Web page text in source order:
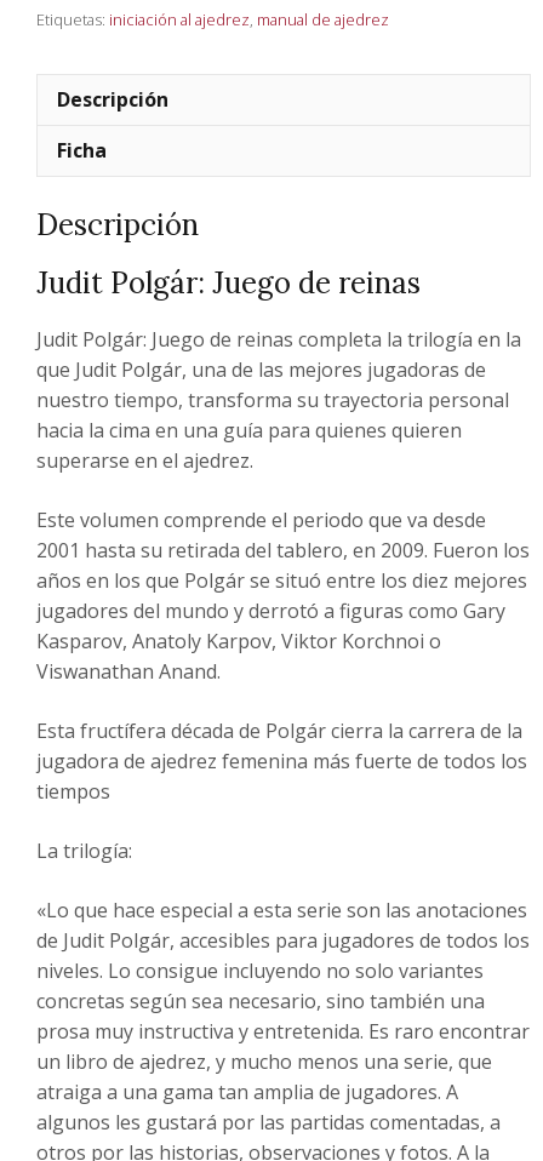
Etiquetas: iniciación al ajedrez, manual de ajedrez
Descripción
Ficha
Descripción
Judit Polgár: Juego de reinas
Judit Polgár: Juego de reinas completa la trilogía en la
que Judit Polgár, una de las mejores jugadoras de
nuestro tiempo, transforma su trayectoria personal
hacia la cima en una guía para quienes quieren
superarse en el ajedrez.
Este volumen comprende el periodo que va desde
2001 hasta su retirada del tablero, en 2009. Fueron los
años en los que Polgár se situó entre los diez mejores
jugadores del mundo y derrotó a figuras como Gary
Kasparov, Anatoly Karpov, Viktor Korchnoi o
Viswanathan Anand.
Esta fructífera década de Polgár cierra la carrera de la
jugadora de ajedrez femenina más fuerte de todos los
tiempos
La trilogía:
«Lo que hace especial a esta serie son las anotaciones
de Judit Polgár, accesibles para jugadores de todos los
niveles. Lo consigue incluyendo no solo variantes
concretas según sea necesario, sino también una
prosa muy instructiva y entretenida. Es raro encontrar
un libro de ajedrez, y mucho menos una serie, que
atraiga a una gama tan amplia de jugadores. A
algunos les gustará por las partidas comentadas, a
otros por las historias, observaciones y fotos. A la